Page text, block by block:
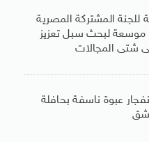
للجنة المشتركة المصرية
موسعة لبحث سبل تعزيز
فى شتى المجالات
عبوة ناسفة بحافلة